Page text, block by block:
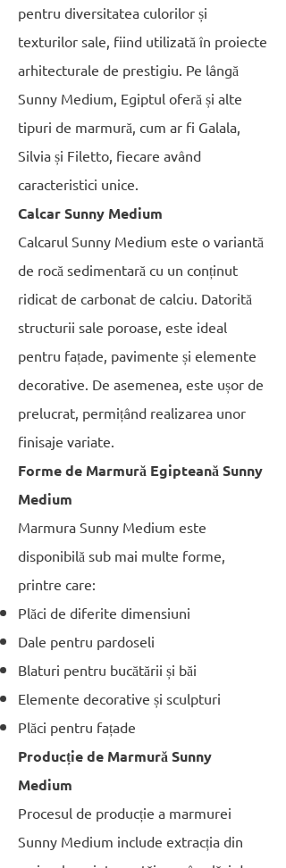
pentru diversitatea culorilor și
texturilor sale, fiind utilizată în proiecte
arhitecturale de prestigiu. Pe lângă
Sunny Medium, Egiptul oferă și alte
tipuri de marmură, cum ar fi Galala,
Silvia și Filetto, fiecare având
caracteristici unice.
Calcar Sunny Medium
Calcarul Sunny Medium este o variantă
de rocă sedimentară cu un conținut
ridicat de carbonat de calciu. Datorită
structurii sale poroase, este ideal
pentru fațade, pavimente și elemente
decorative. De asemenea, este ușor de
prelucrat, permițând realizarea unor
finisaje variate.
Forme de Marmură Egipteană Sunny
Medium
Marmura Sunny Medium este
disponibilă sub mai multe forme,
printre care:
Plăci de diferite dimensiuni
Dale pentru pardoseli
Blaturi pentru bucătării și băi
Elemente decorative și sculpturi
Plăci pentru fațade
Producție de Marmură Sunny
Medium
Procesul de producție a marmurei
Sunny Medium include extracția din